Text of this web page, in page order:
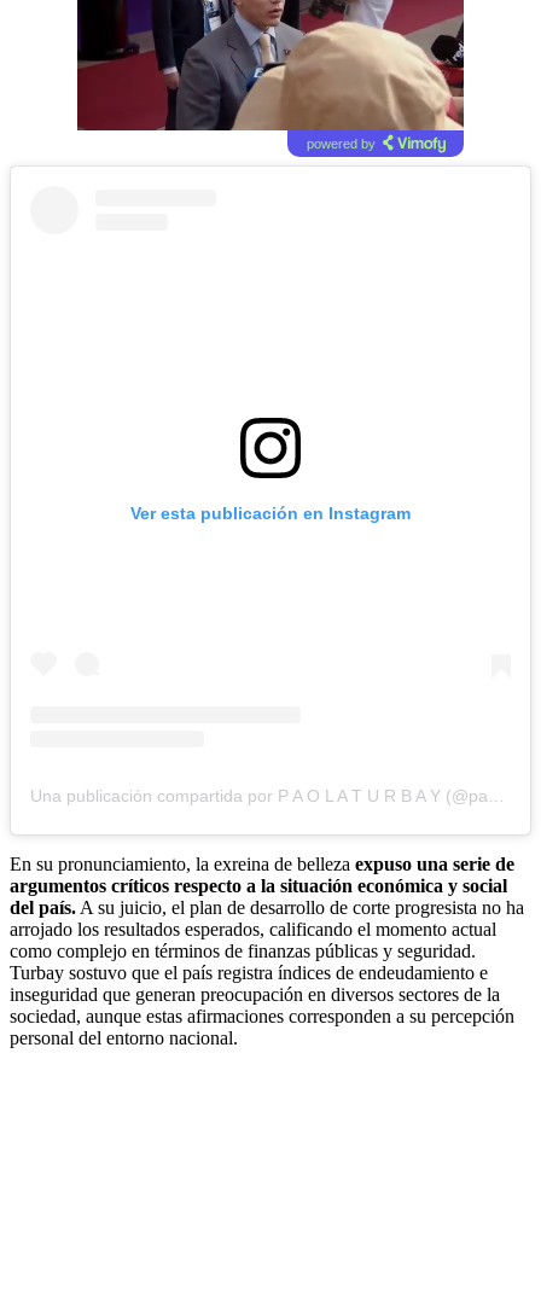
powered by
Ver esta publicación en Instagram
En su pronunciamiento, la exreina de belleza expuso una serie de
argumentos críticos respecto a la situación económica y social
del país. A su juicio, el plan de desarrollo de corte progresista no ha
arrojado los resultados esperados, calificando el momento actual
como complejo en términos de finanzas públicas y seguridad.
Turbay sostuvo que el país registra índices de endeudamiento e
inseguridad que generan preocupación en diversos sectores de la
sociedad, aunque estas afirmaciones corresponden a su percepción
personal del entorno nacional.